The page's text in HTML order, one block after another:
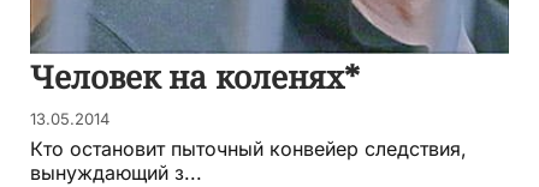
Человек на коленях*
13.05.2014
Кто остановит пыточный конвейер следствия,
вынуждающий з...